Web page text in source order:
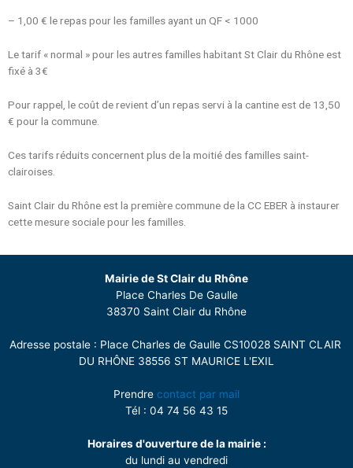
– 1,00 € le repas pour les familles ayant un QF < 1000
Le tarif « normal » pour les autres familles habitant St Clair du Rhône est
fixé à 3€
Pour rappel, le coût de revient d’un repas servi à la cantine est de 13,50
€ pour la commune.
Ces tarifs réduits concernent plus de la moitié des familles saint-
clairoises.
Saint Clair du Rhône est la première commune de la CC EBER à instaurer
cette mesure sociale pour les familles.
Mairie de St Clair du Rhône
Place Charles De Gaulle
38370 Saint Clair du Rhône
Adresse postale : Place Charles de Gaulle CS10028 SAINT CLAIR
DU RHÔNE 38556 ST MAURICE L'EXIL
Prendre contact par mail
Tél : 04 74 56 43 15
Horaires d'ouverture de la mairie :
du lundi au vendredi